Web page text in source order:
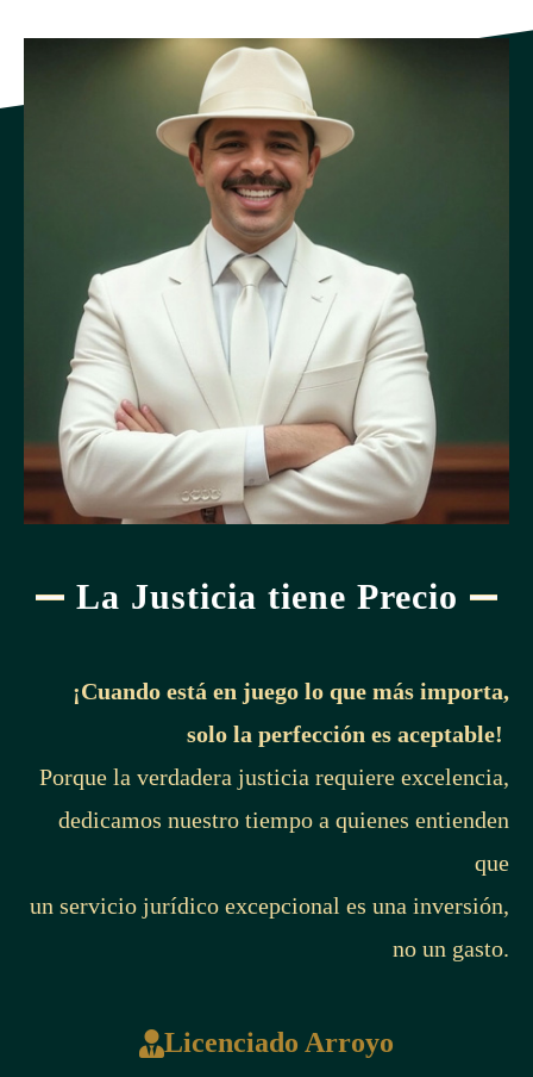
La Justicia tiene Precio
¡Cuando está en juego lo que más importa,
solo la perfección es aceptable!
Porque la verdadera justicia requiere excelencia,
dedicamos nuestro tiempo a quienes entienden
que
un servicio jurídico excepcional es una inversión,
no un gasto.
Licenciado Arroyo